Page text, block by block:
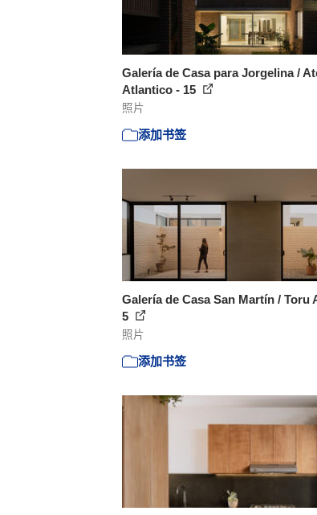
Galería de Casa para Jorgelina /
Atlantico - 15
照片
添加书签
Galería de Casa San Martín / Toru
5
照片
添加书签